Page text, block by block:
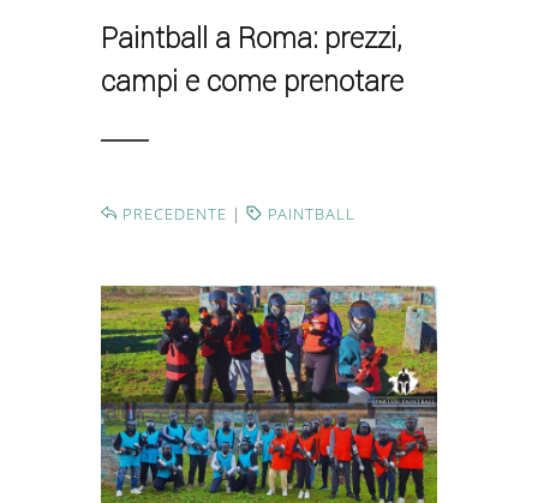
Paintball a Roma: prezzi,
campi e come prenotare
PRECEDENTE | PAINTBALL